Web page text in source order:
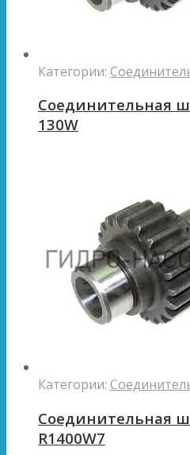
Категории:
Соединительная
130W
Категории:
Соединительная
R1400W7